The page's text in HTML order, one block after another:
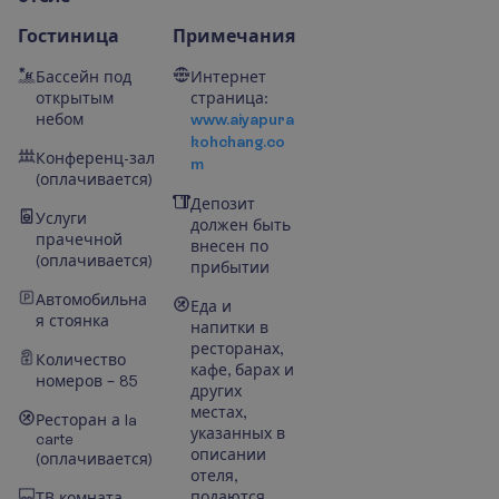
Гостиница
Бассейн под
открытым
небом
Конференц-зал
(оплачивается)
Услуги
прачечной
(оплачивается)
Автомобильна
я стоянка
Количество
номеров – 85
Ресторан а la
carte
(оплачивается)
Примечания
Интернет
страница:
www.aiyapura
kohchang.co
m
Депозит
должен быть
внесен по
прибытии
Еда и
напитки в
ресторанах,
кафе, барах и
других
местах,
указанных в
описании
отеля,